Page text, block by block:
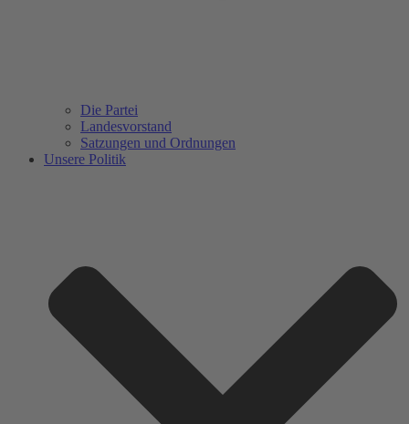
Die Partei
Landesvorstand
Satzungen und Ordnungen
Unsere Politik